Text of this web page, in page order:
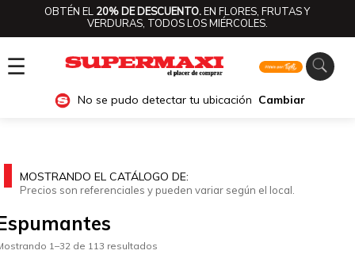
OBTÉN EL 20% DE DESCUENTO.EN FLORES, FRUTAS Y
VERDURAS, TODOS LOS MIÉRCOLES.
☰
No se pudo detectar tu ubicación Cambiar
MOSTRANDO EL CATÁLOGO DE:
Precios son referenciales y pueden variar según el local.
1–32 de 113 resultados